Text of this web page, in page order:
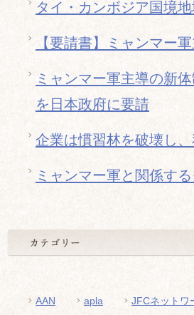
タイ・カンボジア国境
【要請書】ミャンマー
ミャンマー軍主導の新
を日本政府に要請
企業は慣習林を破壊し
ミャンマー軍と関係す
AAN apla JFCネットワ